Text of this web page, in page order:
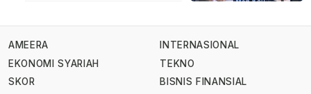
AMEERA
EKONOMI SYARIAH
SKOR
INTERNASIONAL
TEKNO
BISNIS FINANSIAL